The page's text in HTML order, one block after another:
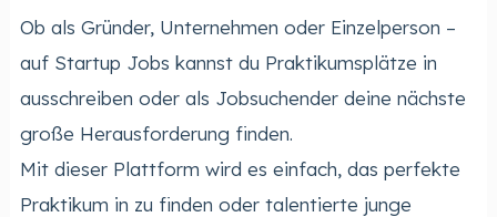
Ob als Gründer, Unternehmen oder Einzelperson –
auf Startup Jobs kannst du Praktikumsplätze in
ausschreiben oder als Jobsuchender deine nächste
große Herausforderung finden.
Mit dieser Plattform wird es einfach, das perfekte
Praktikum in zu finden oder talentierte junge